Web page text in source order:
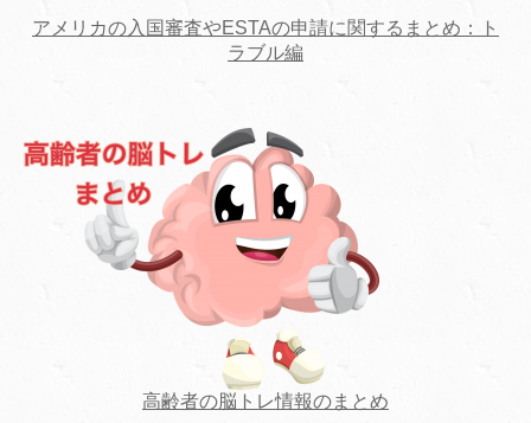
アメリカの入国審査やESTAの申請に関するまとめ：ト
ラブル編
高齢者の脳トレ情報のまとめ